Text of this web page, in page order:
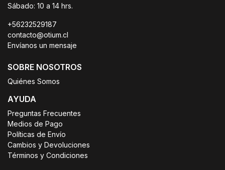
Sábado: 10 a 14 hrs.
+56232529187
contacto@otium.cl
Envíanos un mensaje
SOBRE NOSOTROS
Quiénes Somos
AYUDA
Preguntas Frecuentes
Medios de Pago
Políticas de Envío
Cambios y Devoluciones
Términos y Condiciones